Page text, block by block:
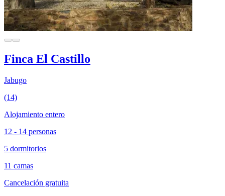
Finca El Castillo
Jabugo
(14)
Alojamiento entero
12 - 14 personas
5 dormitorios
11 camas
Cancelación gratuita